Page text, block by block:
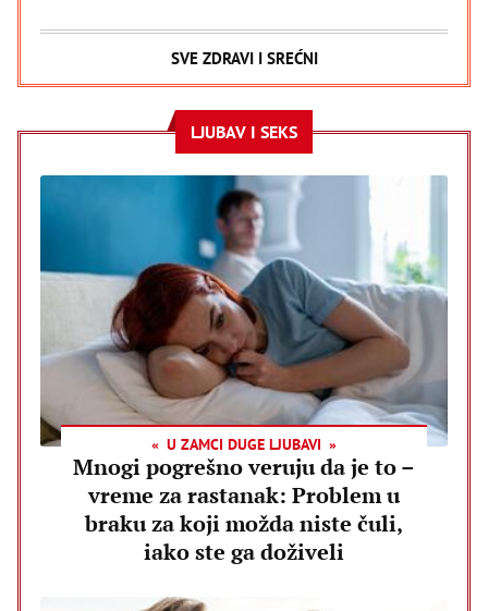
SVE ZDRAVI I SREĆNI
LJUBAV I SEKS
U ZAMCI DUGE LJUBAVI
Mnogi pogrešno veruju da je to –
vreme za rastanak: Problem u
braku za koji možda niste čuli,
iako ste ga doživeli